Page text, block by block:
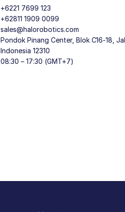
+6221 7699 123
+62811 1909 0099
sales@halorobotics.com
Pondok Pinang Center, Blok C16-18,
Indonesia 12310
08:30 – 17:30 (GMT+7)